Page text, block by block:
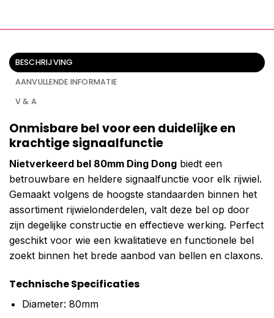
BESCHRIJVING
AANVULLENDE INFORMATIE
V & A
Onmisbare bel voor een duidelijke en
krachtige signaalfunctie
Nietverkeerd bel 80mm Ding Dong biedt een
betrouwbare en heldere signaalfunctie voor elk rijwiel.
Gemaakt volgens de hoogste standaarden binnen het
assortiment rijwielonderdelen, valt deze bel op door
zijn degelijke constructie en effectieve werking. Perfect
geschikt voor wie een kwalitatieve en functionele bel
zoekt binnen het brede aanbod van bellen en claxons.
Technische Specificaties
Diameter: 80mm